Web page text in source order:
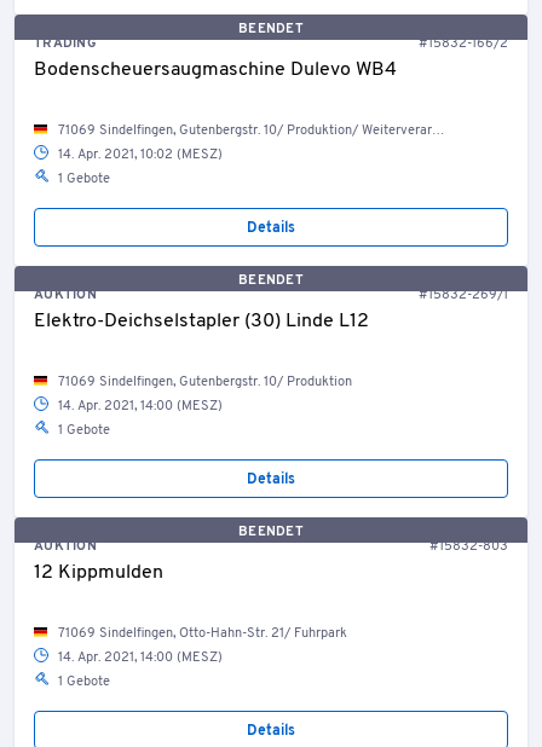
BEENDET
TRADING
#15832-166/2
Bodenscheuersaugmaschine Dulevo WB4
71069 Sindelfingen, Gutenbergstr. 10/ Produktion/ Weiterverarbeitung
14. Apr. 2021, 10:02 (MESZ)
1 Gebote
Details
BEENDET
AUKTION
#15832-269/1
Elektro-Deichselstapler (30) Linde L12
71069 Sindelfingen, Gutenbergstr. 10/ Produktion
14. Apr. 2021, 14:00 (MESZ)
1 Gebote
Details
BEENDET
AUKTION
#15832-803
12 Kippmulden
71069 Sindelfingen, Otto-Hahn-Str. 21/ Fuhrpark
14. Apr. 2021, 14:00 (MESZ)
1 Gebote
Details